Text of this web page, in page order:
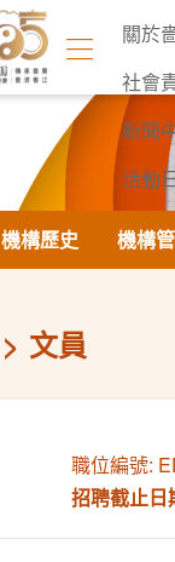
關於
社會
新聞
活動
聯絡
機構歷史 機構
文員
職位編號:
招聘截止日